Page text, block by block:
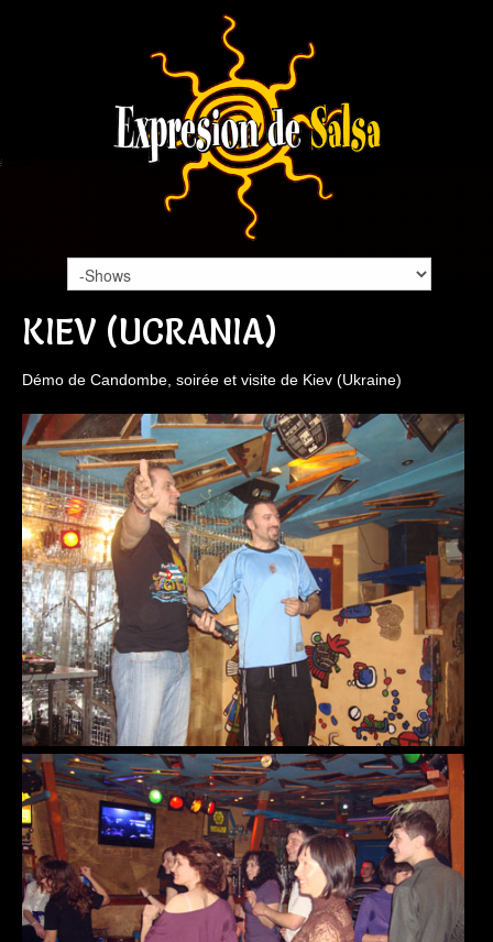
KIEV (UCRANIA)
Démo de Candombe, soirée et visite de Kiev (Ukraine)